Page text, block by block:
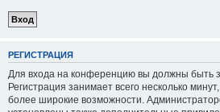
РЕГИСТРАЦИЯ
Для входа на конференцию вы должны быть
Регистрация занимает всего несколько
более широкие возможности.